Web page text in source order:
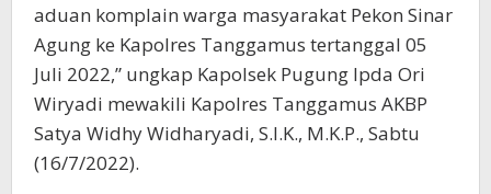
aduan komplain warga masyarakat Pekon Sinar
Agung ke Kapolres Tanggamus tertanggal 05
Juli 2022,” ungkap Kapolsek Pugung Ipda Ori
Wiryadi mewakili Kapolres Tanggamus AKBP
Satya Widhy Widharyadi, S.I.K., M.K.P., Sabtu
(16/7/2022).